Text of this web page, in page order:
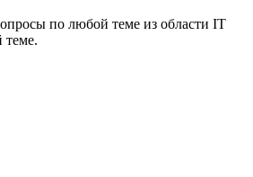
по любой теме из области IT
теме.